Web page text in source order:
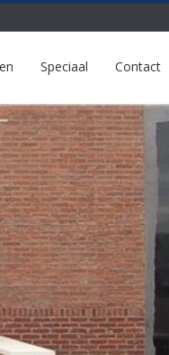
Speciaal Contact